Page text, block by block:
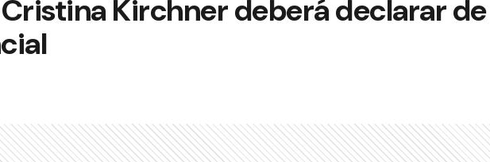
Kirchner deberá declarar de